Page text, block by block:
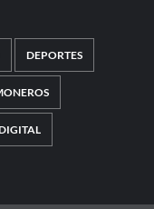
DEPORTES